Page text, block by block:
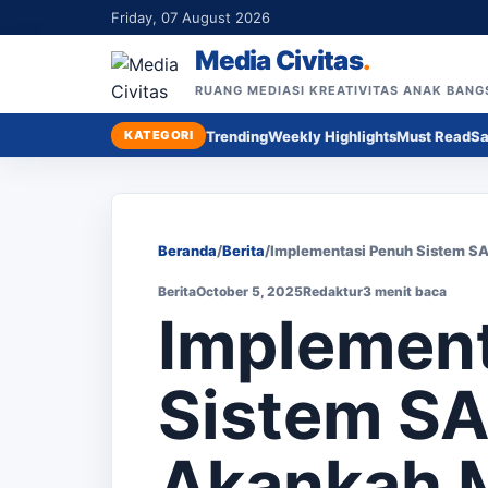
Friday, 07 August 2026
Media Civitas.
RUANG MEDIASI KREATIVITAS ANAK
KATEGORI TrendingWeekly HighlightsMust Read
Beranda/Berita/Implementasi Penuh Sistem
BeritaOctober 5, 2025Redaktur3 menit baca
Sistem